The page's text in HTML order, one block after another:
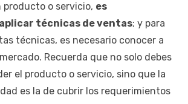
producto o servicio, es
técnicas de ventas; y para
técnicas, es necesario conocer a
Recuerda que no solo debes
el producto o servicio, sino que la
es la de cubrir los requerimientos